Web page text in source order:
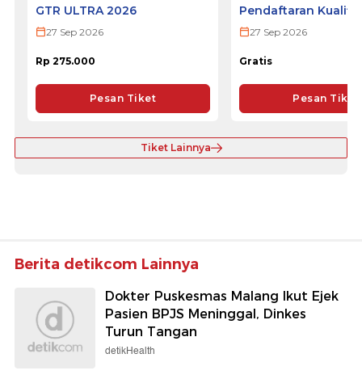
GTR ULTRA 2026
27 Sep 2026
Rp 275.000
Pesan Tiket
Pendaftaran
ULTRA 2026
27 Sep 2026
Gratis
Pesan Tiket
Tiket Lainnya
Berita detikcom Lainnya
Dokter Puskesmas Malang Ikut Ejek
Pasien BPJS Meninggal, Dinkes
Turun Tangan
detikHealth